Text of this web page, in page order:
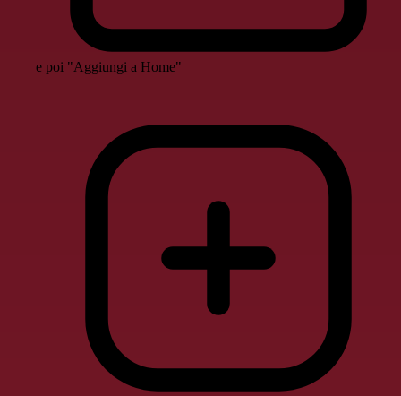
e poi "Aggiungi a Home"